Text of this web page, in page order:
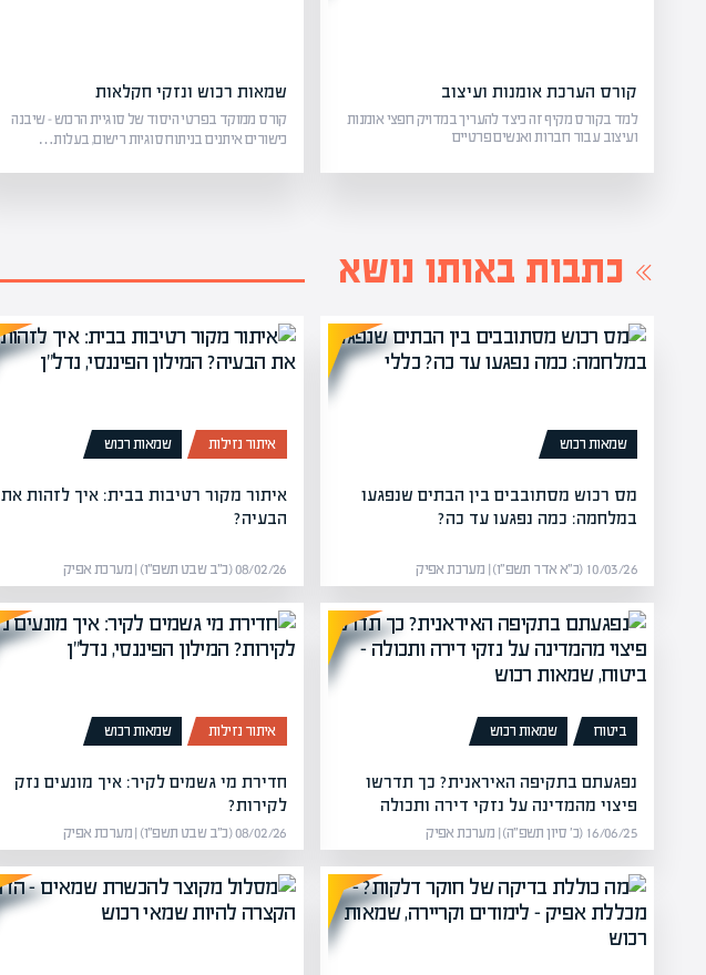
קורס הערכת אומנות ועיצוב
למד בקורס מקיף זה כיצד להעריך במדויק חפצי אומנות
ועיצוב עבור חברות ואנשים פרטיים
שמאות רכוש ונזקי חקלאות
קורס ממוקד בפרטי היסוד של סוגיית הרכוש – שיבנה
כישורים איתנים בניתוח סוגיות רישום, בעלות…
כתבות באותו נושא
שמאות רכוש
מס רכוש מסתובבים בין הבתים שנפגעו
במלחמה: כמה נפגעו עד כה?
10/03/26 (כ״א אדר תשפ״ו) | מערכת אפיק
איתור נזילות שמאות רכוש
איתור מקור רטיבות בבית: איך לזהות את
הבעיה?
08/02/26 (כ״ב שבט תשפ״ו) | מערכת אפיק
ביטוח שמאות רכוש
נפגעתם בתקיפה האיראנית? כך תדרשו
פיצוי מהמדינה על נזקי דירה ותכולה
16/06/25 (כ׳ סיון תשפ״ה) | מערכת אפיק
איתור נזילות שמאות רכוש
חדירת מי גשמים לקיר: איך מונעים נזק
לקירות?
08/02/26 (כ״ב שבט תשפ״ו) | מערכת אפיק